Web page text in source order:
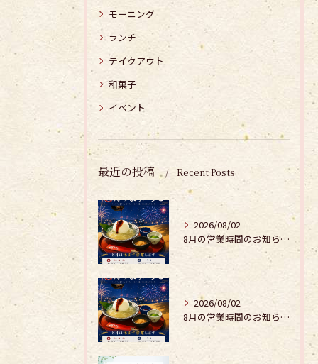
モーニング
ランチ
テイクアウト
和菓子
イベント
最近の投稿 Recent Posts
2026/08/02
8月の営業時間のお知らせ𓂃𓂂𖡼.𖤣𖥧𓈒◌܀
2026/08/02
8月の営業時間のお知らせ𓂃𓂂𖡼.𖤣𖥧𓈒◌܀